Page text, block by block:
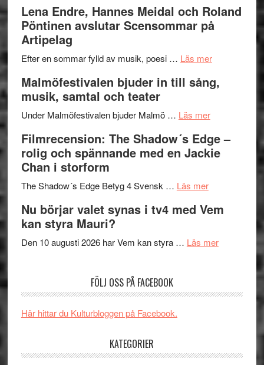
I
Delvis
genrens
terräng
på
Lena Endre, Hannes Meidal och Roland
Pöntinen avslutar Scensommar på
Artipelag
Efter en sommar fylld av musik, poesi … Läs merom
Endre,
Roland
Pöntinen
Artipelag
Malmöfestivalen bjuder in till sång,
musik, samtal och teater
Under Malmöfestivalen bjuder Malmö … Läs merom
bjuder
in
samtal
teater
Filmrecension: The Shadow´s Edge –
rolig och spännande med en Jackie
Chan i storform
The Shadow´s Edge Betyg 4 Svensk … Läs merom
The
´s
och
Jackie
Nu börjar valet synas i tv4 med Vem
kan styra Mauri?
Den 10 augusti 2026 har Vem kan styra … Läs merom
synas
Vem
FÖLJ OSS PÅ FACEBOOK
Här hittar du Kulturbloggen på Facebook.
KATEGORIER